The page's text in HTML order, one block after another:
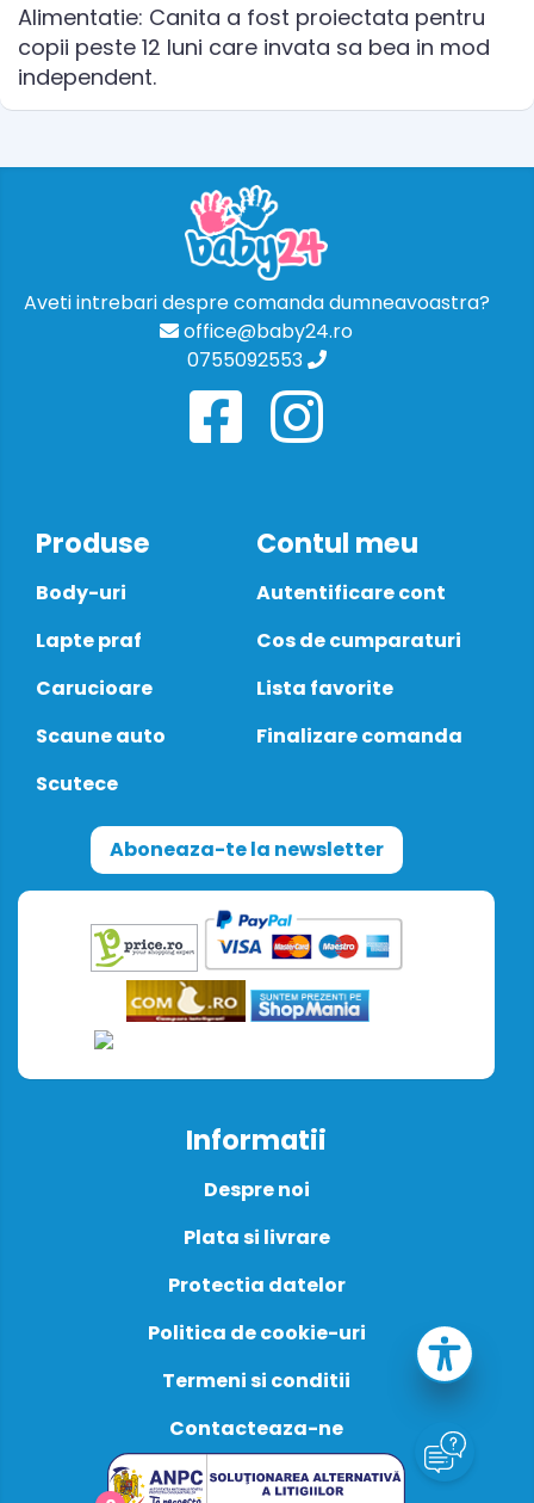
Alimentatie: Canita a fost proiectata pentru
copii peste 12 luni care invata sa bea in mod
independent.
Aveti intrebari despre comanda dumneavoastra?
office@baby24.ro
0755092553
Produse
Body-uri
Lapte praf
Carucioare
Scaune auto
Scutece
Contul meu
Autentificare cont
Cos de cumparaturi
Lista favorite
Finalizare comanda
Aboneaza-te la newsletter
Informatii
Despre noi
Plata si livrare
Protectia datelor
Politica de cookie-uri
Termeni si conditii
Contacteaza-ne